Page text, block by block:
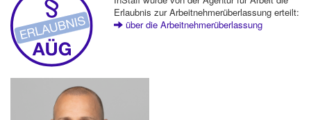
Erlaubnis zur Arbeitnehmerüberlassung erteilt:
über die Arbeitnehmerüberlassung